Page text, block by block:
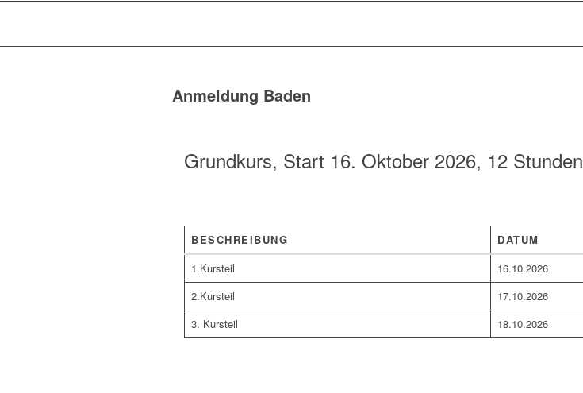
Anmeldung Baden
Grundkurs, Start 16. Oktober 2026, 12 Stunden
BESCHREIBUNG DATUM
1.Kursteil
16.10.2026
2.Kursteil
17.10.2026
3. Kursteil
18.10.2026